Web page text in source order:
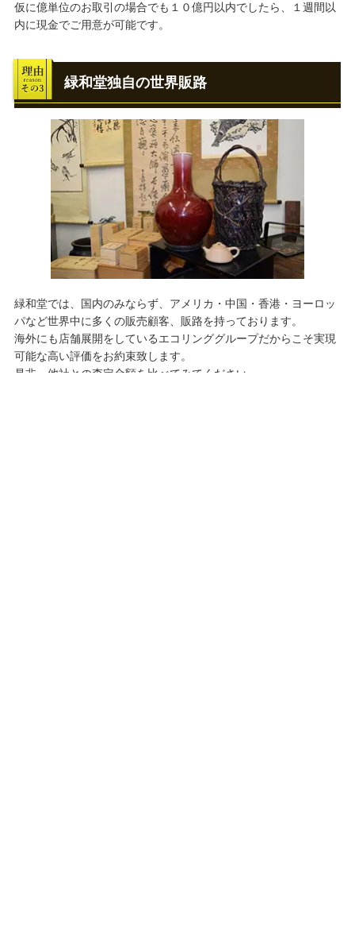
仮に億単位のお取引の場合でも１０億円以内でしたら、１週間以
内に現金でご用意が可能です。
緑和堂独自の世界販路
緑和堂では、国内のみならず、アメリカ・中国・香港・ヨーロッ
パなど世界中に多くの販売顧客、販路を持っております。
海外にも店舗展開をしているエコリンググループだからこそ実現
可能な高い評価をお約束致します。
是非、他社との査定金額を比べてみてください。